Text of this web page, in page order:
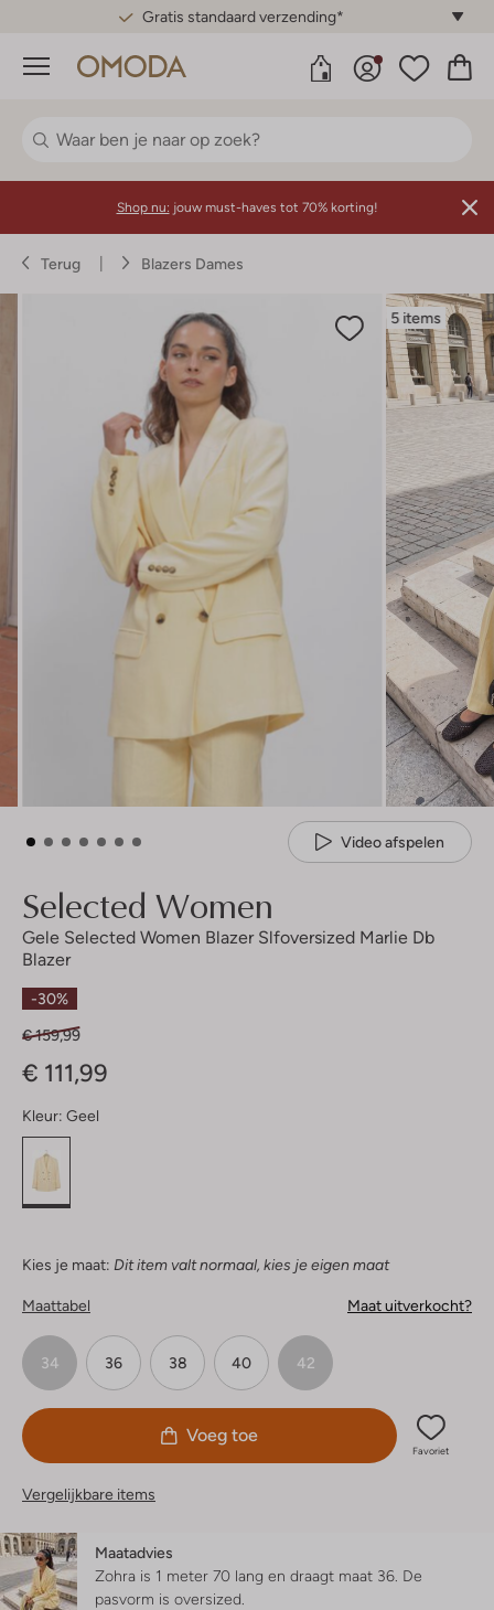
Gratis standaard verzending*
Menu
Shop nu: jouw must-haves tot 70% korting!
Terug Blazers Dames
5 items
Video afspelen
Selected Women
Gele Selected Women Blazer Slfoversized Marlie Db
Blazer
-30%
€ 159,99
€ 111,99
Kleur: Geel
Kies je maat: Dit item valt normaal, kies je eigen maat
Maattabel Maat uitverkocht?
34 36 38 40 42
Voeg toe
Favoriet
Vergelijkbare items
Maatadvies
Zohra is 1 meter 70 lang en draagt maat 36. De
pasvorm is oversized